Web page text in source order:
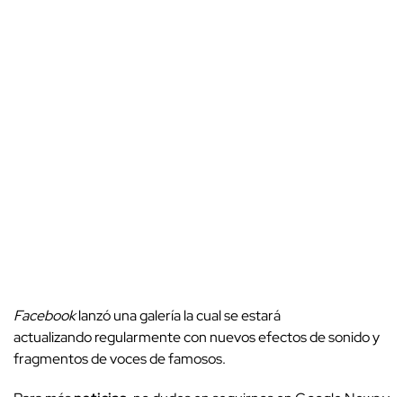
Facebooklanzó una galería la cual se estará
actualizando regularmente con nuevos efectos de sonido y
fragmentos de voces de famosos.